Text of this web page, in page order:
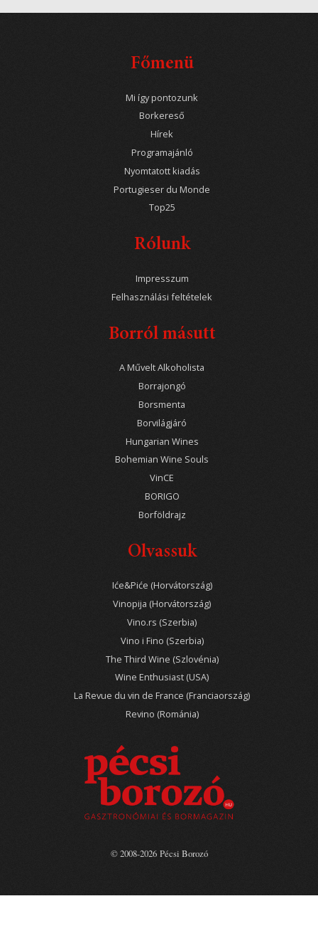
Főmenü
Mi így pontozunk
Borkereső
Hírek
Programajánló
Nyomtatott kiadás
Portugieser du Monde
Top25
Rólunk
Impresszum
Felhasználási feltételek
Borról másutt
A Művelt Alkoholista
Borrajongó
Borsmenta
Borvilágjáró
Hungarian Wines
Bohemian Wine Souls
VinCE
BORIGO
Borföldrajz
Olvassuk
Iće&Piće (Horvátország)
Vinopija (Horvátország)
Vino.rs (Szerbia)
Vino i Fino (Szerbia)
The Third Wine (Szlovénia)
Wine Enthusiast (USA)
La Revue du vin de France (Franciaország)
Revino (Románia)
© 2008-2026 Pécsi Borozó